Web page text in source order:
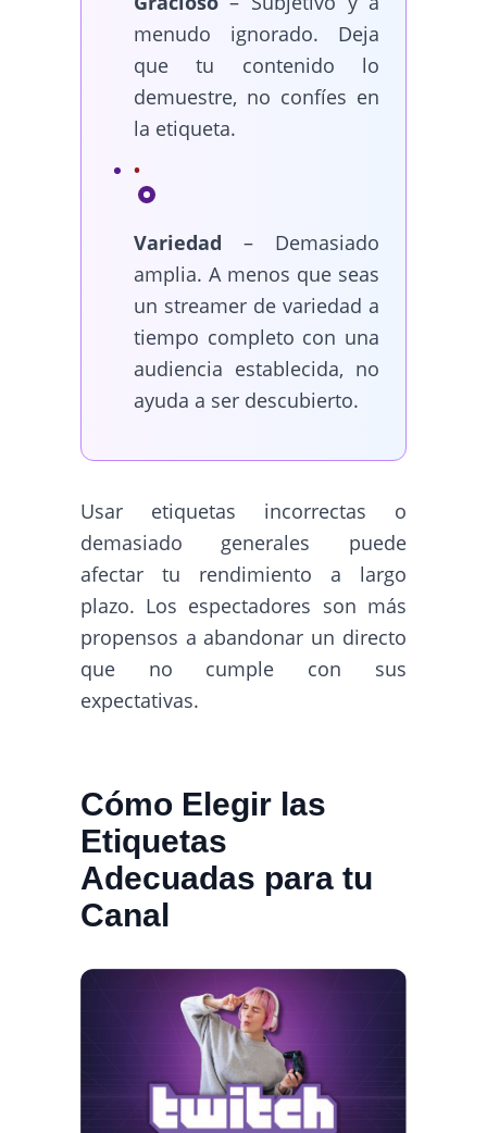
menudo ignorado. Deja
que tu contenido lo
demuestre, no confíes en
la etiqueta.
Variedad – Demasiado
amplia. A menos que seas
un streamer de variedad a
tiempo completo con una
audiencia establecida, no
ayuda a ser descubierto.
Usar etiquetas incorrectas o
demasiado generales puede
afectar tu rendimiento a largo
plazo. Los espectadores son más
propensos a abandonar un directo
que no cumple con sus
expectativas.
Cómo Elegir las
Etiquetas
Adecuadas para tu
Canal